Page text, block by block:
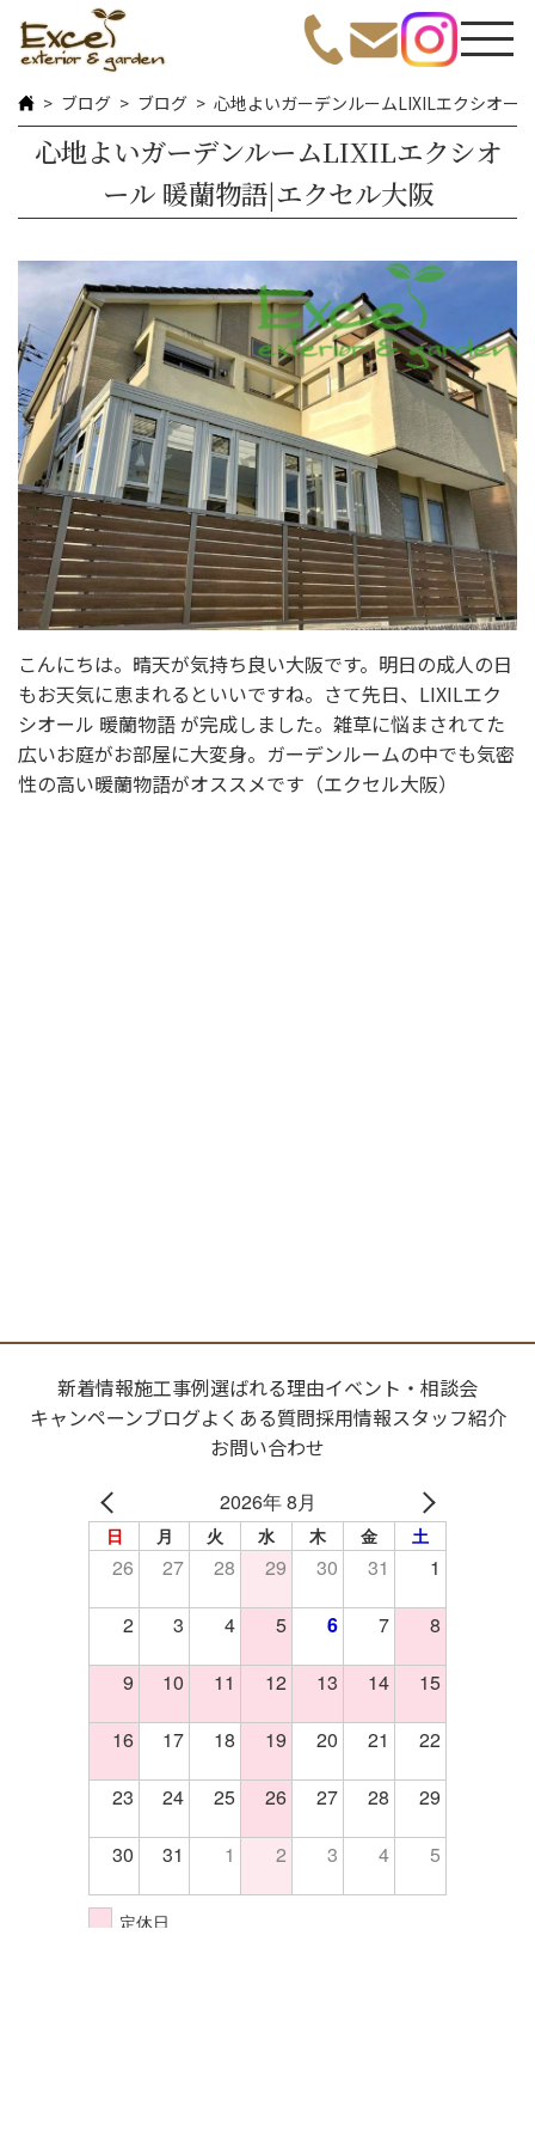
選ばれる理由
ブログ ブログ 心地よいガーデンルームLIXILエクシオー
心地よいガーデンルームLIXILエクシオ
ール 暖蘭物語|エクセル大阪
こんにちは。晴天が気持ち良い大阪です。明日の成人の日
もお天気に恵まれるといいですね。さて先日、LIXILエク
シオール 暖蘭物語 が完成しました。雑草に悩まされてた
広いお庭がお部屋に大変身。ガーデンルームの中でも気密
性の高い暖蘭物語がオススメです（エクセル大阪）
新着情報施工事例選ばれる理由イベント・相談会
キャンペーンブログよくある質問採用情報スタッフ紹介
お問い合わせ
2026年 8月
日 月 火 水 木 金 土
26 27 28 29 30 31 1
2 3 4 5 6 7 8
9 10 11 12 13 14 15
16 17 18 19 20 21 22
23 24 25 26 27 28 29
30 31 1 2 3 4 5
定休日